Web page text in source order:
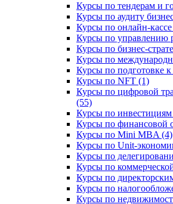
Курсы по тендерам и
Курсы по аудиту
Курсы по онлайн-
Курсы по управлению
Курсы по бизнес-
Курсы по
Курсы по подготовке
Курсы по NFT (1)
Курсы по цифровой
(55)
Курсы по
Курсы по финансовой
Курсы по Mini MBA (4)
Курсы по Unit-
Курсы по
Курсы по
Курсы по
Курсы по
Курсы по